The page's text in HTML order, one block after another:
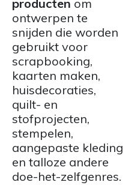
producten om
ontwerpen te
snijden die worden
gebruikt voor
scrapbooking,
kaarten maken,
huisdecoraties,
quilt- en
stofprojecten,
stempelen,
aangepaste kleding
en talloze andere
doe-het-zelfgenres.